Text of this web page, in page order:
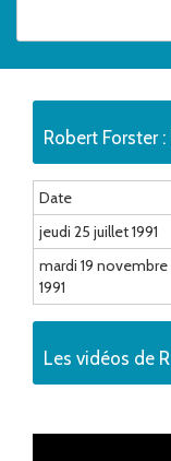
Robert Forster
Date
jeudi 25 juillet 1991
mardi 19 novembre
1991
Les vidéos de